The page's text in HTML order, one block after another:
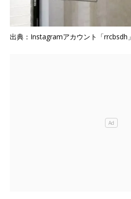
出典：Instagramアカウント「rrcbsdh」